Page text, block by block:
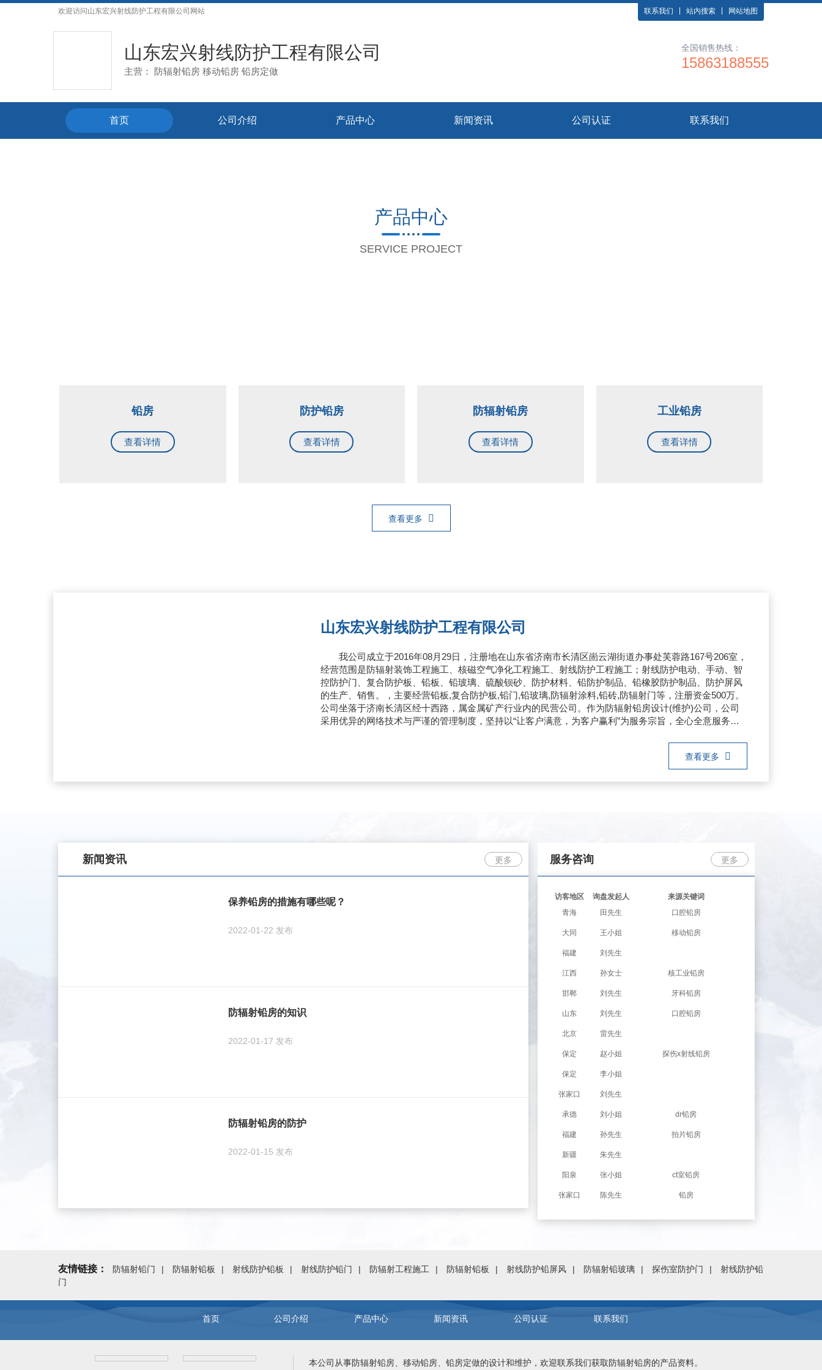
欢迎访问 山东宏兴射线防护工程有限公司 网站 联系我们 站内搜索 网站地图
山东宏兴射线防护工程有限公司
主营： 防辐射铅房 移动铅房 铅房定做
全国销售热线：
15863188555
首页 公司介绍 产品中心 新闻资讯 公司认证 联系我们
产品中心
SERVICE PROJECT
铅房
查看详情
防护铅房
查看详情
防辐射铅房
查看详情
工业铅房
查看详情
查看更多
山东宏兴射线防护工程有限公司
我公司成立于2016年08月29日，注册地在山东省济南市长清区崮云湖街道办事处芙蓉路167号206室，
经营范围是防辐射装饰工程施工、核磁空气净化工程施工、射线防护工程施工；射线防护电动、手动、智
控防护门、复合防护板、铅板、铅玻璃、硫酸钡砂、防护材料、铅防护制品、铅橡胶防护制品、防护屏风
的生产、销售。，主要经营铅板,复合防护板,铅门,铅玻璃,防辐射涂料,铅砖,防辐射门等，注册资金500万。
公司坐落于济南长清区经十西路，属金属矿产行业内的民营公司。作为防辐射铅房设计(维护)公司，公司
采用优异的网络技术与严谨的管理制度，坚持以“让客户满意，为客户赢利”为服务宗旨，全心全意服务客
查看更多
新闻资讯 更多
保养铅房的措施有哪些呢？
2022-01-22 发布
防辐射铅房的知识
2022-01-17 发布
防辐射铅房的防护
2022-01-15 发布
服务咨询 更多
访客地区 询盘发起人
来源关键词
青海
田先生 口腔铅房
大同 王小姐 移动铅房
福建 刘先生
江西 孙女士 核工业铅房
邯郸 刘先生 牙科铅房
山东 刘先生 口腔铅房
北京 雷先生
保定 赵小姐 探伤x射线铅房
保定 李小姐
张家口 刘先生
承德 刘小姐 dr铅房
福建 孙先生 拍片铅房
新疆 朱先生
阳泉 张小姐 ct室铅房
张家口 陈先生 铅房
友情链接： 防辐射铅门 防辐射铅板 射线防护铅板 射线防护铅门 防辐射工程施工 防辐射铅板 射线防护铅屏风 防辐射铅玻璃 探伤室防护门
射线防护铅
门
首页 公司介绍 产品中心 新闻资讯 公司认证 联系我们
本公司从事防辐射铅房、 移动铅房、 铅房定做的设计和维护，欢迎联系我们获取防辐射铅房的产品资料。